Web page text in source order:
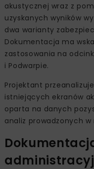
akustycznej wraz z
uzyskanych wyników
dwa warianty
Dokumentacja ma
zastosowania na
i Podwarpie.
Projektant
istniejących ekranów
oparta na danych
analiz prowadzonych